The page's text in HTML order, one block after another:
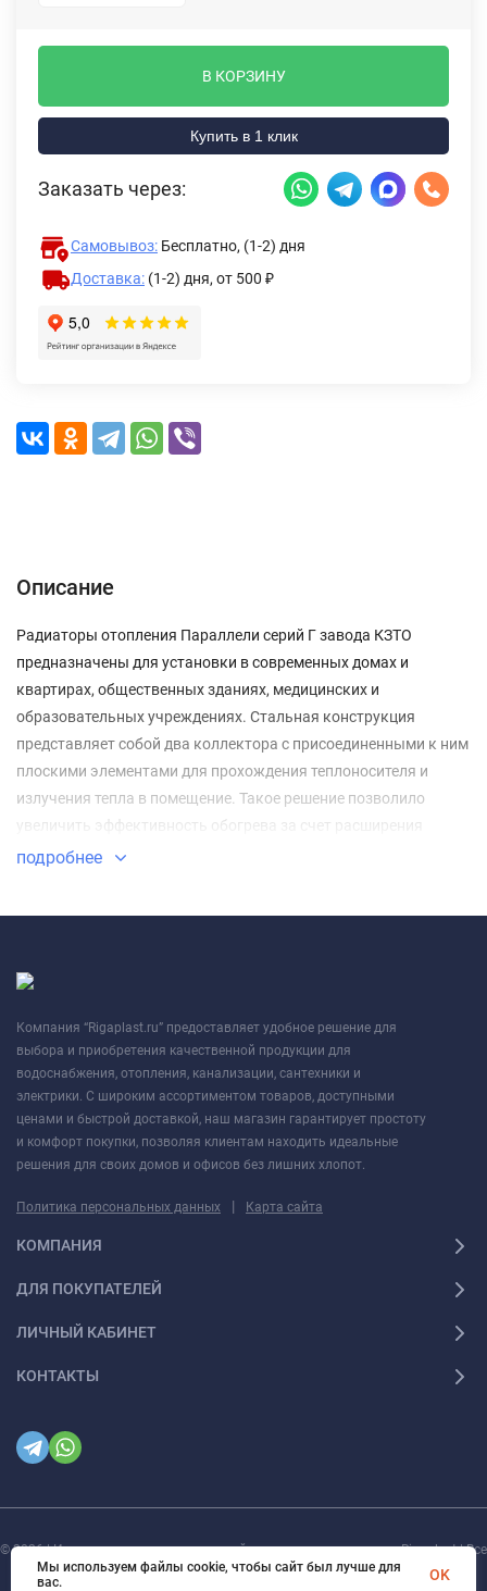
В КОРЗИНУ
Купить в 1 клик
Заказать через:
Самовывоз: Бесплатно, (1-2) дня
Доставка: (1-2) дня, от 500 ₽
Описание
Радиаторы отопления Параллели серий Г завода КЗТО
предназначены для установки в современных домах и
квартирах, общественных зданиях, медицинских и
образовательных учреждениях. Стальная конструкция
представляет собой два коллектора с присоединенными к ним
плоскими элементами для прохождения теплоносителя и
излучения тепла в помещение. Такое решение позволило
увеличить эффективность обогрева за счет расширения
площади рабочей поверхности.
подробнее
Компания “Rigaplast.ru” предоставляет удобное решение для
выбора и приобретения качественной продукции для
водоснабжения, отопления, канализации, сантехники и
электрики. С широким ассортиментом товаров, доступными
ценами и быстрой доставкой, наш магазин гарантирует простоту
и комфорт покупки, позволяя клиентам находить идеальные
решения для своих домов и офисов без лишних хлопот.
Политика персональных данных | Карта сайта
КОМПАНИЯ
ДЛЯ ПОКУПАТЕЛЕЙ
ЛИЧНЫЙ КАБИНЕТ
КОНТАКТЫ
© 2026 | Интернет магазин инженерной сантехники и электрики Rigaplast | Все
права защищены
Мы используем файлы cookie, чтобы сайт был лучше для
вас.
OK